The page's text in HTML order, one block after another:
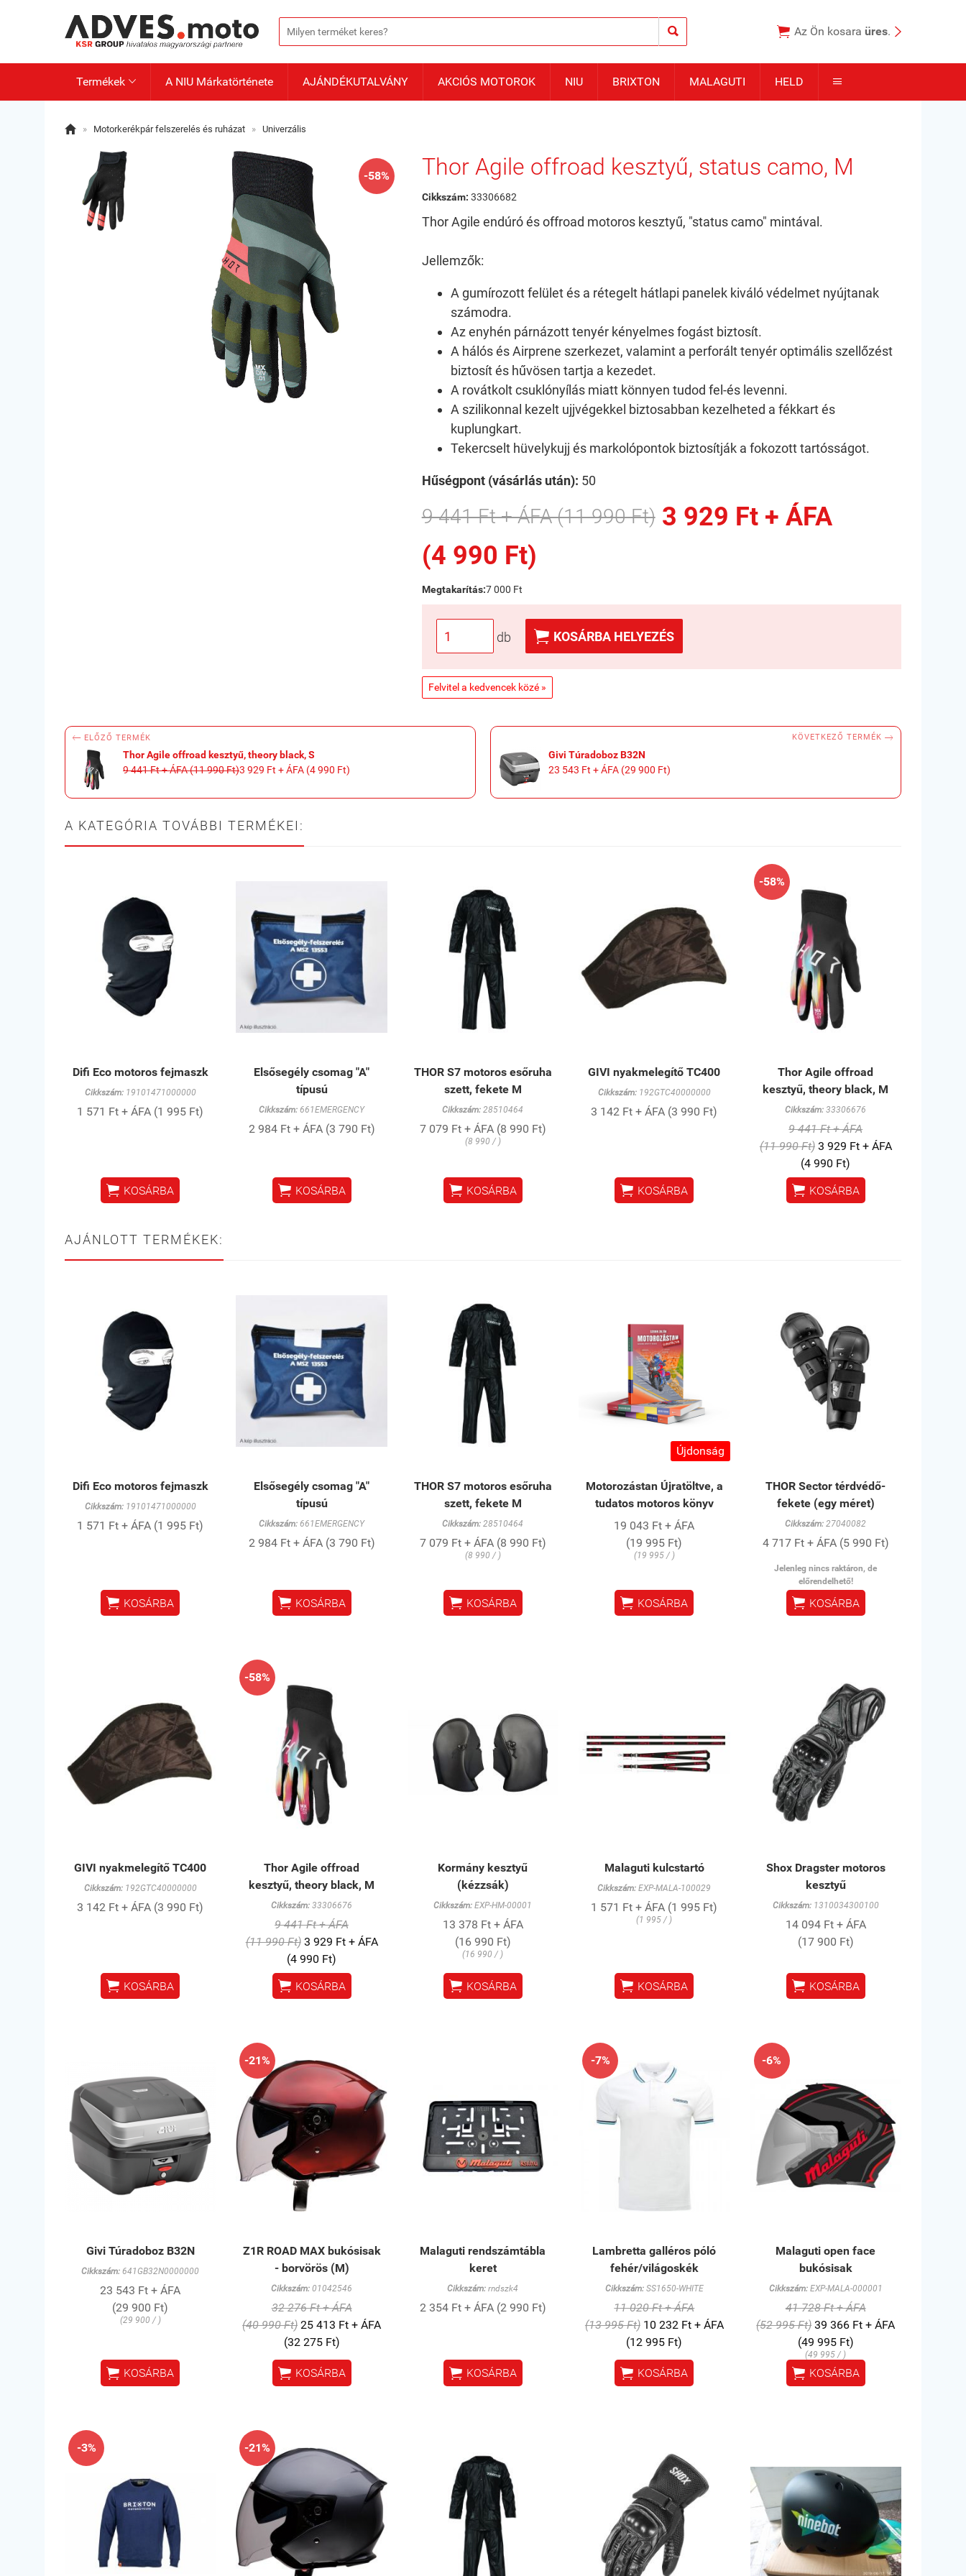
  Az Ön kosara üres. 
Termékek  A NIU Márkatörténete AJÁNDÉKUTALVÁNY AKCIÓS MOTOROK NIU BRIXTON MALAGUTI HELD 
 » Motorkerékpár felszerelés és ruházat » Univerzális
-58% Thor Agile offroad kesztyű, status camo, M
Cikkszám: 33306682
Thor Agile endúró és offroad motoros kesztyű, "status camo" mintával.
Jellemzők:
A gumírozott felület és a rétegelt hátlapi panelek kiváló védelmet nyújtanak
számodra.
Az enyhén párnázott tenyér kényelmes fogást biztosít.
A hálós és Airprene szerkezet, valamint a perforált tenyér optimális szellőzést
biztosít és hűvösen tartja a kezedet.
A rovátkolt csuklónyílás miatt könnyen tudod fel-és levenni.
A szilikonnal kezelt ujjvégekkel biztosabban kezelheted a fékkart és
kuplungkart.
Tekercselt hüvelykujj és markolópontok biztosítják a fokozott tartósságot.
Hűségpont (vásárlás után): 50
9 441 Ft + ÁFA (11 990 Ft) 3 929 Ft + ÁFA
(4 990 Ft)
Megtakarítás:7 000 Ft
db  KOSÁRBA HELYEZÉS
Felvitel a kedvencek közé »
 ELŐZŐ TERMÉK
Thor Agile offroad kesztyű, theory black, S
9 441 Ft + ÁFA (11 990 Ft)3 929 Ft + ÁFA (4 990 Ft)
KÖVETKEZŐ TERMÉK 
Givi Túradoboz B32N
23 543 Ft + ÁFA (29 900 Ft)
A KATEGÓRIA TOVÁBBI TERMÉKEI:
Difi Eco motoros fejmaszk
Cikkszám:19101471000000
1 571 Ft + ÁFA (1 995 Ft)
 KOSÁRBA
Elsősegély csomag "A"
típusú
Cikkszám: 661EMERGENCY
2 984 Ft + ÁFA (3 790 Ft)
 KOSÁRBA
THOR S7 motoros esőruha
szett, fekete M
Cikkszám: 28510464
7 079 Ft + ÁFA (8 990 Ft)
(8 990 / )
 KOSÁRBA
GIVI nyakmelegítő TC400
Cikkszám:192GTC40000000
3 142 Ft + ÁFA (3 990 Ft)
 KOSÁRBA
-58%
Thor Agile offroad
kesztyű, theory black, M
Cikkszám: 33306676
9 441 Ft + ÁFA
(11 990 Ft) 3 929 Ft + ÁFA
(4 990 Ft)
 KOSÁRBA
AJÁNLOTT TERMÉKEK:
Difi Eco motoros fejmaszk
Cikkszám:19101471000000
1 571 Ft + ÁFA (1 995 Ft)
 KOSÁRBA
Elsősegély csomag "A"
típusú
Cikkszám: 661EMERGENCY
2 984 Ft + ÁFA (3 790 Ft)
 KOSÁRBA
THOR S7 motoros esőruha
szett, fekete M
Cikkszám: 28510464
7 079 Ft + ÁFA (8 990 Ft)
(8 990 / )
 KOSÁRBA
Újdonság
Motorozástan Újratöltve, a
tudatos motoros könyv
19 043 Ft + ÁFA
(19 995 Ft)
(19 995 / )
 KOSÁRBA
THOR Sector térdvédő-
fekete (egy méret)
Cikkszám: 27040082
4 717 Ft + ÁFA (5 990 Ft)
Jelenleg nincs raktáron, de
előrendelhető!
 KOSÁRBA
GIVI nyakmelegítő TC400
Cikkszám:192GTC40000000
3 142 Ft + ÁFA (3 990 Ft)
 KOSÁRBA
-58%
Thor Agile offroad
kesztyű, theory black, M
Cikkszám: 33306676
9 441 Ft + ÁFA
(11 990 Ft) 3 929 Ft + ÁFA
(4 990 Ft)
 KOSÁRBA
Kormány kesztyű
(kézzsák)
Cikkszám: EXP-HM-00001
13 378 Ft + ÁFA
(16 990 Ft)
(16 990 / )
 KOSÁRBA
Malaguti kulcstartó
Cikkszám: EXP-MALA-100029
1 571 Ft + ÁFA (1 995 Ft)
(1 995 / )
 KOSÁRBA
Shox Dragster motoros
kesztyű
Cikkszám:1310034300100
14 094 Ft + ÁFA
(17 900 Ft)
 KOSÁRBA
Givi Túradoboz B32N
Cikkszám: 641GB32N0000000
23 543 Ft + ÁFA
(29 900 Ft)
(29 900 / )
 KOSÁRBA
-21%
Z1R ROAD MAX bukósisak
- borvörös (M)
Cikkszám: 01042546
32 276 Ft + ÁFA
(40 990 Ft) 25 413 Ft + ÁFA
(32 275 Ft)
 KOSÁRBA
Malaguti rendszámtábla
keret
Cikkszám: rndszk4
2 354 Ft + ÁFA (2 990 Ft)
 KOSÁRBA
-7%
Lambretta galléros póló
fehér/világoskék
Cikkszám:SS1650-WHITE
11 020 Ft + ÁFA
(13 995 Ft) 10 232 Ft + ÁFA
(12 995 Ft)
 KOSÁRBA
-6%
Malaguti open face
bukósisak
Cikkszám:EXP-MALA-000001
41 728 Ft + ÁFA
(52 995 Ft) 39 366 Ft + ÁFA
(49 995 Ft)
(49 995 / )
 KOSÁRBA
-3% -21%